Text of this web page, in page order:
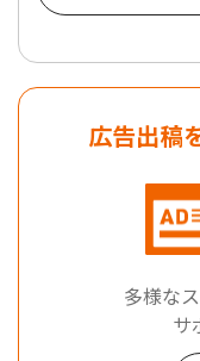
広告出稿
多様な
サ